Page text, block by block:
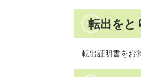
転出をと
転出証明書をお